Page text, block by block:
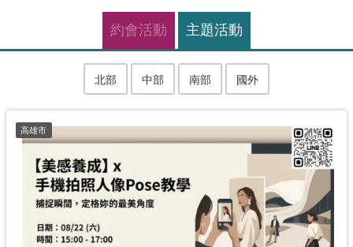
約會活動 主題活動
北部 中部 南部 國外
高雄市